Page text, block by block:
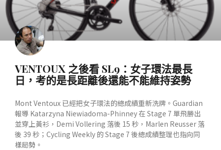
VENTOUX 之後看 SL9：女子環法最長
日，考的是長距離後還能不能維持姿勢
Mont Ventoux 已經把女子環法的總成績重新洗牌。Guardian
報導 Katarzyna Niewiadoma-Phinney 在 Stage 7 單飛勝出
並穿上黃衫，Demi Vollering 落後 15 秒，Marlen Reusser 落
後 39 秒；Cycling Weekly 的 Stage 7 後總成績整理也指向同
樣局勢。